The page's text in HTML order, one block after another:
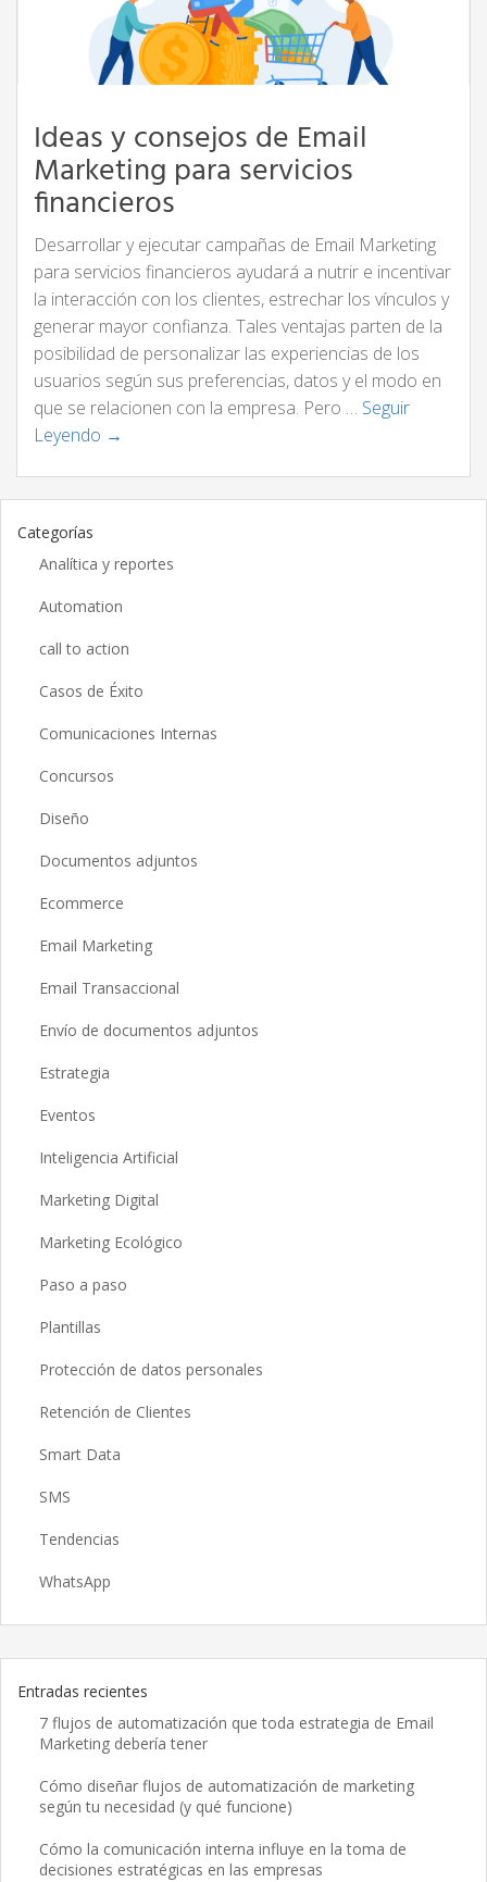
Ideas y consejos de Email
Marketing para servicios
financieros
Desarrollar y ejecutar campañas de Email Marketing
para servicios financieros ayudará a nutrir e incentivar
la interacción con los clientes, estrechar los vínculos y
generar mayor confianza. Tales ventajas parten de la
posibilidad de personalizar las experiencias de los
usuarios según sus preferencias, datos y el modo en
que se relacionen con la empresa. Pero … Seguir
Leyendo →
Categorías
Analítica y reportes
Automation
call to action
Casos de Éxito
Comunicaciones Internas
Concursos
Diseño
Documentos adjuntos
Ecommerce
Email Marketing
Email Transaccional
Envío de documentos adjuntos
Estrategia
Eventos
Inteligencia Artificial
Marketing Digital
Marketing Ecológico
Paso a paso
Plantillas
Protección de datos personales
Retención de Clientes
Smart Data
SMS
Tendencias
WhatsApp
Entradas recientes
7 flujos de automatización que toda estrategia de Email
Marketing debería tener
Cómo diseñar flujos de automatización de marketing
según tu necesidad (y qué funcione)
Cómo la comunicación interna influye en la toma de
decisiones estratégicas en las empresas